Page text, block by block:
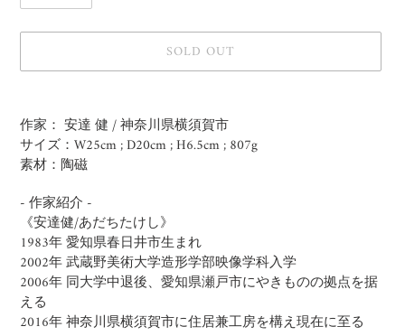
SOLD OUT
product
to
your
cart
作家： 安達 健 / 神奈川県横須賀市
サイズ： W25cm ; D20cm ; H6.5cm; 807g
素材：陶磁
- 作家紹介 -
《安達健/あだちたけし》
1983年 愛知県春日井市生まれ
2002年 武蔵野美術大学造形学部映像学科入学
2006年 同大学中退後、愛知県瀬戸市にやきものの拠点を据
える
2016年 神奈川県横須賀市に住居兼工房を構え現在に至る